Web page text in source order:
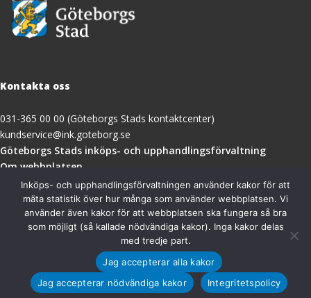
Kontakta oss
031-365 00 00 (Göteborgs Stads kontaktcenter)
kundservice@ink.goteborg.se
Göteborgs Stads inköps- och upphandlingsförvaltning(öppnas
nytt
fönster)
Om webbplatsen
Tillgänglighetsredogörelse
Besöksadress
Göteborgs Stads inköps- och upphandlingsförvaltning
411 18 Göteborg
Inköps- och upphandlingsförvaltningen använder kakor för att
mäta statistik över hur många som använder webbplatsen. Vi
använder även kakor för att webbplatsen ska fungera så bra
som möjligt (så kallade nödvändiga kakor). Inga kakor delas
med tredje part.
Jag accepterar alla kakor
Jag accepterar nödvändiga kakor
Integritetspolicy